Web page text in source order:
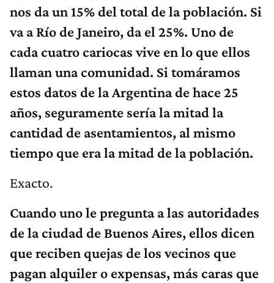
nos da un 15% del total de la población. Si
va a Río de Janeiro, da el 25%. Uno de
cada cuatro cariocas vive en lo que ellos
llaman una comunidad. Si tomáramos
estos datos de la Argentina de hace 25
años, seguramente sería la mitad la
cantidad de asentamientos, al mismo
tiempo que era la mitad de la población.
Exacto.
Cuando uno le pregunta a las autoridades
de la ciudad de Buenos Aires, ellos dicen
que reciben quejas de los vecinos que
pagan alquiler o expensas, más caras que